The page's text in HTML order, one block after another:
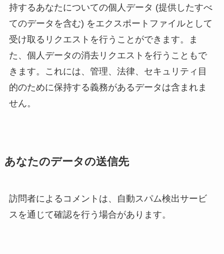
持するあなたについての個人データ (提供したすべ
てのデータを含む) をエクスポートファイルとして
受け取るリクエストを行うことができます。ま
た、個人データの消去リクエストを行うこともで
きます。これには、管理、法律、セキュリティ目
的のために保持する義務があるデータは含まれま
せん。
あなたのデータの送信先
訪問者によるコメントは、自動スパム検出サービ
スを通じて確認を行う場合があります。